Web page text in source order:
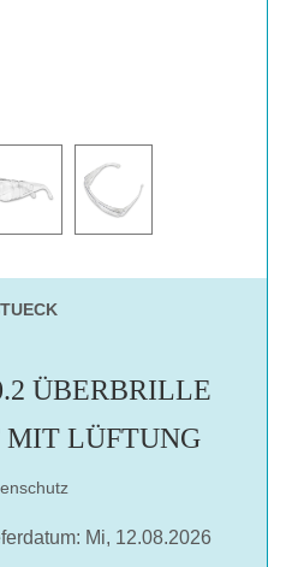
ÜBERBRILLE
MIT LÜFTUNG
Mi, 12.08.2026